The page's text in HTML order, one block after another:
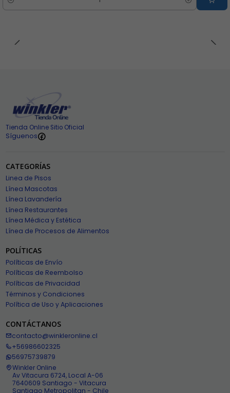
Cantidad
Tienda Online Sitio Oficial
Síguenos
CATEGORÍAS
Linea de Pisos
Línea Mascotas
Línea Lavandería
Línea Restaurantes
Línea Médica y Estética
Línea de Procesos de Alimentos
POLÍTICAS
Políticas de Envío
Políticas de Reembolso
Políticas de Privacidad
Términos y Condiciones
Política de Uso y Aplicaciones
CONTÁCTANOS
contacto@winkleronline.cl
+56986602325
56975739879
Winkler Online
Av Vitacura 6724, Local A-06
7640609 Santiago - Vitacura
Santiago Metropolitan - Chile